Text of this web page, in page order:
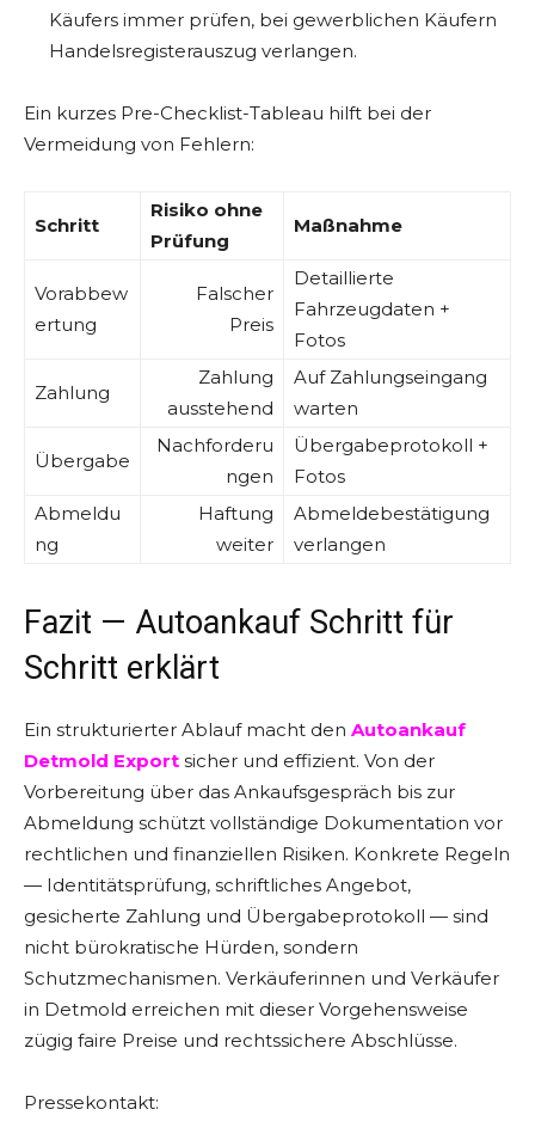
Käufers immer prüfen, bei gewerblichen Käufern
Handelsregisterauszug verlangen.
Ein kurzes Pre-Checklist-Tableau hilft bei der
Vermeidung von Fehlern:
Schritt
Risiko ohne
Prüfung
Maßnahme
Vorabbew
ertung
Falscher
Preis
Detaillierte
Fahrzeugdaten +
Fotos
Zahlung
Zahlung
ausstehend
Auf Zahlungseingang
warten
Übergabe
Nachforderu
ngen
Übergabeprotokoll +
Fotos
Abmeldu
ng
Haftung
weiter
Abmeldebestätigung
verlangen
Fazit — Autoankauf Schritt für
Schritt erklärt
Ein strukturierter Ablauf macht den Autoankauf
Detmold Export sicher und effizient. Von der
Vorbereitung über das Ankaufsgespräch bis zur
Abmeldung schützt vollständige Dokumentation vor
rechtlichen und finanziellen Risiken. Konkrete Regeln
— Identitätsprüfung, schriftliches Angebot,
gesicherte Zahlung und Übergabeprotokoll — sind
nicht bürokratische Hürden, sondern
Schutzmechanismen. Verkäuferinnen und Verkäufer
in Detmold erreichen mit dieser Vorgehensweise
zügig faire Preise und rechtssichere Abschlüsse.
Pressekontakt: